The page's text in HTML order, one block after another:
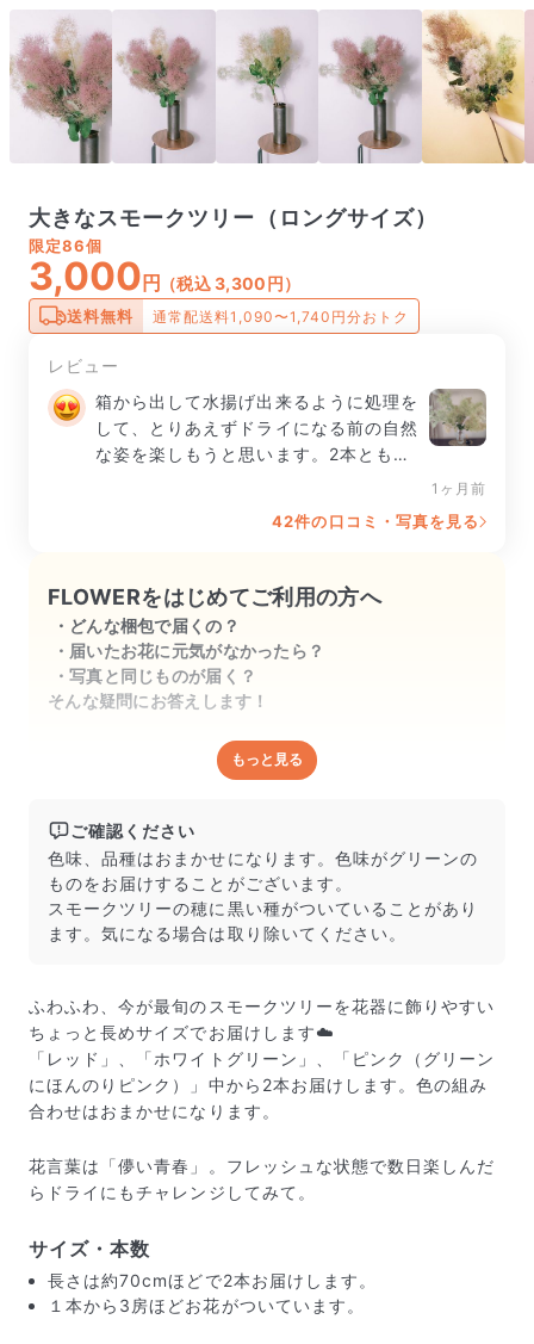
大きなスモークツリー（ロングサイズ）
限定86個
3,000 円 （税込 3,300円）
送料無料 通常配送料1,090〜1,740円分おトク
レビュー
箱から出して水揚げ出来るように処理を
して、とりあえずドライになる前の自然
な姿を楽しもうと思います。2本ともグ
クっぽいのを期待してたんですが、これ
すが、こうしてグリーンもいいですね。
いつも期待以上のお花が届くので、とて
も嬉しく楽しみです。
1ヶ月前
42件の口コミ・写真を見る
FLOWERをはじめてご利用の方へ
どんな梱包で届くの？
届いたお花に元気がなかったら？
写真と同じものが届く？
そんな疑問にお答えします！
どんな梱包で届くの？
し、専用ボックスに丁寧に梱包してお届けしています。
きゅっとまとめられて一見窮屈そうに見えますが、輸送
中の衝撃による折れや擦れを軽減する効果があります。
もっと見る
ご確認ください
色味、品種はおまかせになります。色味がグリーンの
ものをお届けすることがございます。
スモークツリーの穂に黒い種がついていることがあり
ます。気になる場合は取り除いてください。
ふわふわ、今が最旬のスモークツリーを花器に飾りやすい
ちょっと長めサイズでお届けします☁️
「レッド」、「ホワイトグリーン」、「ピンク（グリーン
にほんのりピンク）」中から2本お届けします。色の組み
合わせはおまかせになります。
花言葉は「儚い青春」。フレッシュな状態で数日楽しんだ
らドライにもチャレンジしてみて。
サイズ・本数
長さは約70cmほどで2本お届けします。
１本から3房ほどお花がついています。